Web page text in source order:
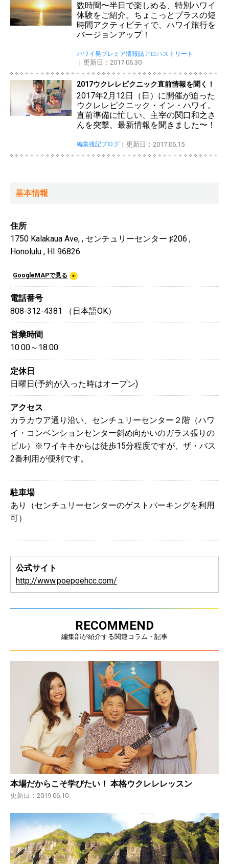
数時間〜半日で楽しめる、特別ハワイ
体験をご紹介。ちょこっとプラスの短
時間アクティビティで、ハワイ旅行を
バージョンアップ！
ハワイ発プレミア情報誌アロハストリート
更新日：2017.06.30
2017ウクレレピクニック直前情報を聞く！
2017年2月12日（日）に開催が迫った
ウクレレピクニック・イン・ハワイ。
直前準備に忙しい、主宰の関口和之さ
んを突撃、最新情報を聞きました〜！
編集後記ブログ 更新日：2017.06.15
基本情報
住所
1750 Kalakaua Ave, , センチュリーセンター ♯206 ,
Honolulu , HI 96826
GoogleMAPで見る
電話番号
808-312-4381 （日本語OK）
営業時間
10:00～18:00
定休日
日曜日(予約が入った時はオープン)
アクセス
カラカウア通り沿い、センチュリーセンター２階（ハワ
イ・コンベンションセンター斜め向かいのガラス張りの
ビル）※ワイキキからは徒歩15分程度ですが、ザ・バス
2番利用が便利です。
駐車場
あり（センチュリーセンターのゲストパーキングを利用
可）
公式サイト
http://www.poepoehcc.com/
RECOMMEND
編集部が紹介する関連コラム・記事
本場だからこそ学びたい！ 本格ウクレレレッスン
更新日：2019.06.10